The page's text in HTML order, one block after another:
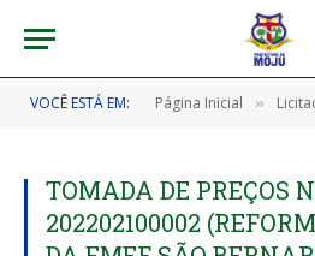
VOCÊ ESTÁ EM: Página Inicial »
TOMADA DE PREÇOS
202202100002